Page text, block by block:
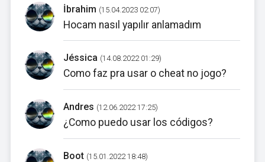
İbrahim (15.04.2023 02:07)
Hocam nasıl yapılır anlamadım
Jéssica (14.08.2022 01:29)
Como faz pra usar o cheat no jogo?
Andres (12.06.2022 17:25)
¿Como puedo usar los códigos?
Boot (15.01.2022 18:48)